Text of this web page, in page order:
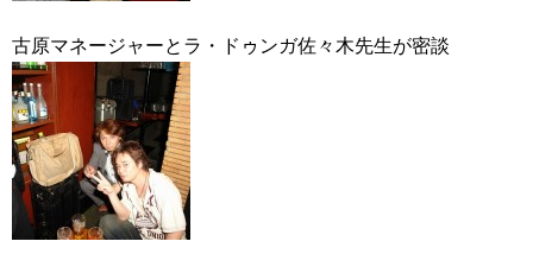
古原マネージャーとラ・ドゥンガ佐々木先生が密談